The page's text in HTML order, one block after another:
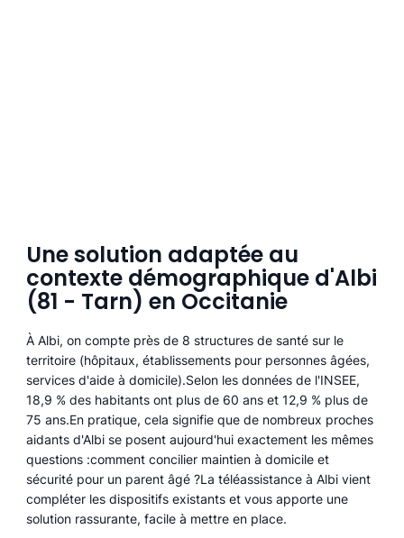
Une solution adaptée au
contexte démographique d'Albi
(81 - Tarn) en Occitanie
À Albi, on compte près de 8 structures de santé sur le
territoire (hôpitaux, établissements pour personnes âgées,
services d'aide à domicile).Selon les données de l'INSEE,
18,9 % des habitants ont plus de 60 ans et 12,9 % plus de
75 ans.En pratique, cela signifie que de nombreux proches
aidants d'Albi se posent aujourd'hui exactement les mêmes
questions :comment concilier maintien à domicile et
sécurité pour un parent âgé ?La téléassistance à Albi vient
compléter les dispositifs existants et vous apporte une
solution rassurante, facile à mettre en place.